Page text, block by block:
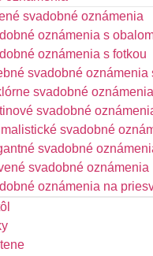
svadobné oznámenia
oznámenia s
oznámenia s fotkou
svadobné oznámenia
svadobné oznámenia
svadobné
svadobné
svadobné
svadobné oznámenia
oznámenia na